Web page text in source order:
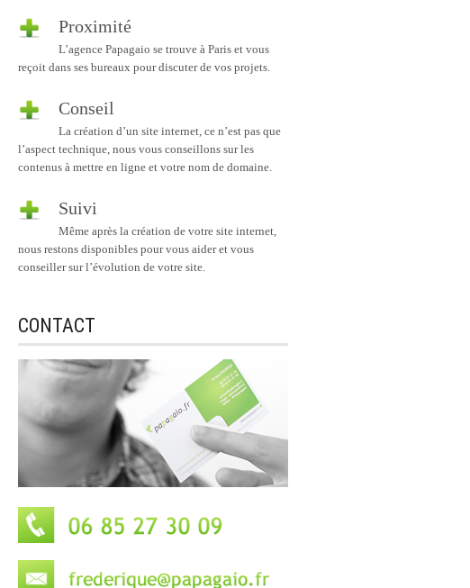
Proximité
L’agence Papagaio se trouve à Paris et vous
reçoit dans ses bureaux pour discuter de vos projets.
Conseil
La création d’un site internet, ce n’est pas que
l’aspect technique, nous vous conseillons sur les
contenus à mettre en ligne et votre nom de domaine.
Suivi
Même après la création de votre site internet,
nous restons disponibles pour vous aider et vous
conseiller sur l’évolution de votre site.
CONTACT